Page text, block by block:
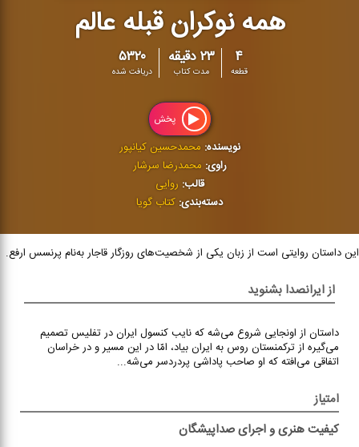
همه نوکران قبله عالم
۴
قطعه
۲۳ دقیقه
مدت کتاب
۵۳۲۰
دریافت شده
پخش
نویسنده: محمدحسین کیانپور
راوی: محمدرضا سرشار
قالب: روایی
دسته‌بندی: کتاب گویا
این داستان روایتی‌ است از زبان یکی از شخصیت‌های روزگار قاجار به‌نام پرنسس ارفع.
از ایرانصدا بشنوید
داستان از اونجایی شروع می‌شه که نایب کنسول ایران در تفلیس تصمیم
می‌گیره از ترکمنستان روس به ایران بیاد، امّا در این مسیر و در خراسان
اتفاقی می‌افته که او صاحب پاداشی پردردسر می‌شه...
امتیاز
کیفیت هنری و اجرای صداپیشگان